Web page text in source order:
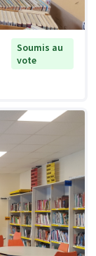
Soumis au
vote